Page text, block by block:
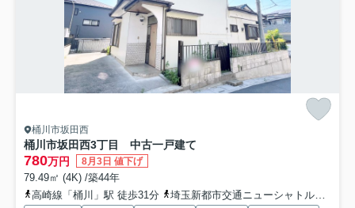
桶川市坂田西
桶川市坂田西3丁目 中古一戸建て
780万円 8月3日 値下げ
79.49㎡ (4K) /築44年
高崎線「桶川」駅 徒歩31分
埼玉新都市交通ニューシャトル「内宿」駅 徒歩50分